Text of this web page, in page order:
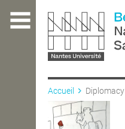
contenu
L'ÉCOLE
Accueil Diplomacy